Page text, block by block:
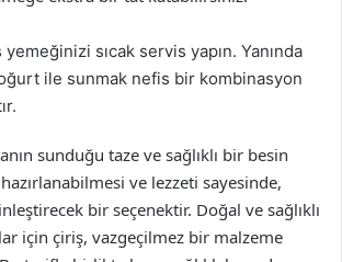
yemeğinizi sıcak servis yapın. Yanında
ile sunmak nefis bir kombinasyon
sunduğu taze ve sağlıklı bir besin
hazırlanabilmesi ve lezzeti sayesinde,
bir seçenektir. Doğal ve sağlıklı
için çiriş, vazgeçilmez bir malzeme